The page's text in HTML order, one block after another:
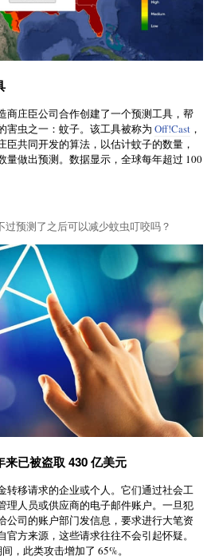
商庄臣公司合作创建了一个预测工具，帮
害虫之一：蚊子。该工具被称为 Off!Cast ，
共同开发的算法，以估计蚊子的数量，
量做出预测。数据显示，全球每年超过 100
预测了之后可以减少蚊虫叮咬吗？
已被盗取 430 亿美元
转移请求的企业或个人。它们通过社会工
理人员或供应商的电子邮件账户。一旦犯
公司的账户部门发信息，要求进行大笔资
方来源，这些请求往往不会引起怀疑。
，此类攻击增加了 65%。